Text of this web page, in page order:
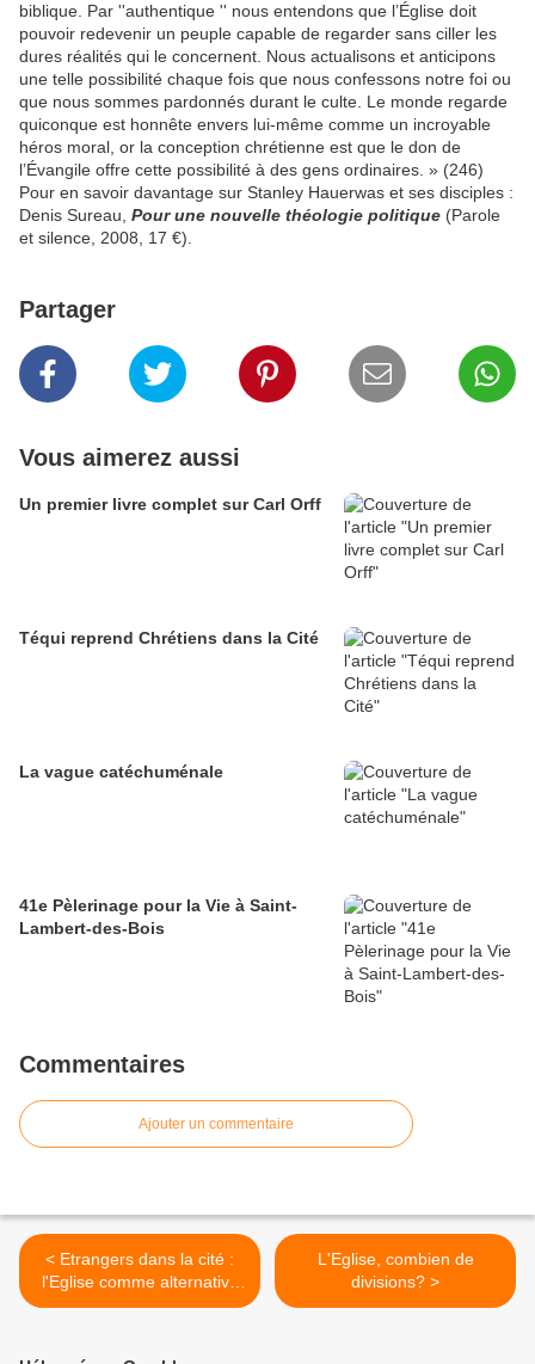
biblique. Par ''authentique '' nous entendons que l’Église doit
pouvoir redevenir un peuple capable de regarder sans ciller les
dures réalités qui le concernent. Nous actualisons et anticipons
une telle possibilité chaque fois que nous confessons notre foi ou
que nous sommes pardonnés durant le culte. Le monde regarde
quiconque est honnête envers lui-même comme un incroyable
héros moral, or la conception chrétienne est que le don de
l’Évangile offre cette possibilité à des gens ordinaires. » (246)
Pour en savoir davantage sur Stanley Hauerwas et ses disciples :
Denis Sureau, Pour une nouvelle théologie politique (Parole
et silence, 2008, 17 €).
Partager
Vous aimerez aussi
Un premier livre complet sur Carl Orff
Téqui reprend Chrétiens dans la Cité
La vague catéchuménale
41e Pèlerinage pour la Vie à Saint-
Lambert-des-Bois
Commentaires
Ajouter un commentaire
< Etrangers dans la cité :
l'Eglise comme alternative
politique (1/2)
L'Eglise, combien de
divisions? >